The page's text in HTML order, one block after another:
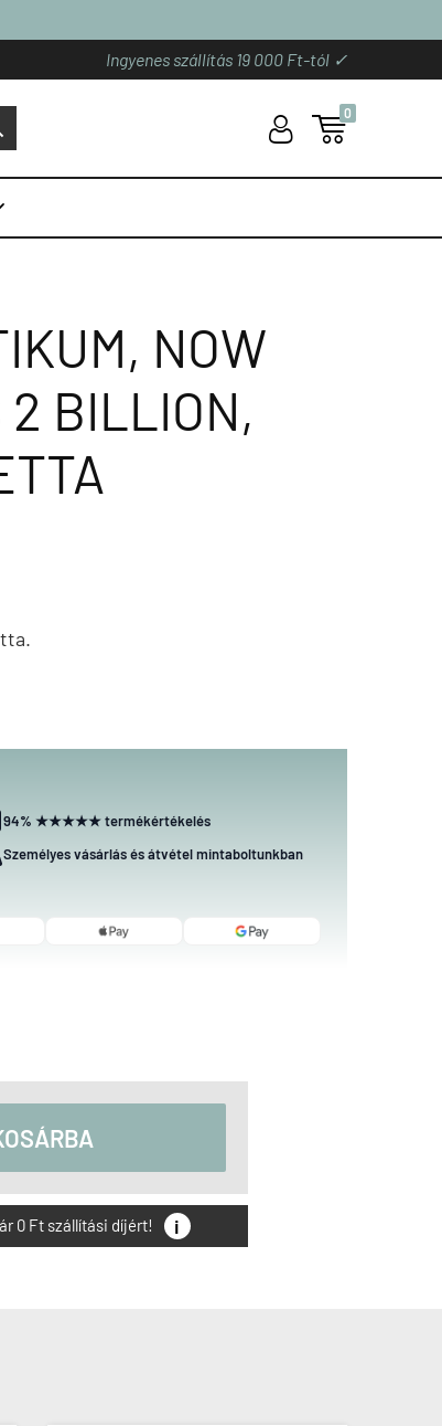
Ingyenes szállítás 19 000 Ft-tól ✓
U 
0
NOW
2 BILLION,
94% ★★★★★ termékértékelés
Személyes vásárlás és átvétel mintaboltunkban
0 Ft szállítási díjért! i